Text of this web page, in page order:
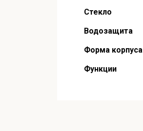
Стекло
Водозащита
Форма корпуса
Функции